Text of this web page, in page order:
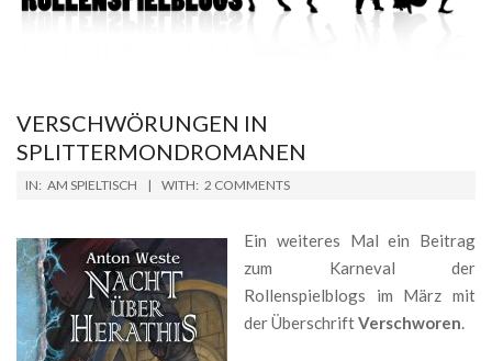
VERSCHWÖRUNGEN IN
SPLITTERMONDROMANEN
2019-
IN: AM SPIELTISCH WITH: 2 COMMENTS
Ein weiteres Mal ein Beitrag
zum Karneval der
Rollenspielblogs im März mit
der ÜberschriftVerschworen.